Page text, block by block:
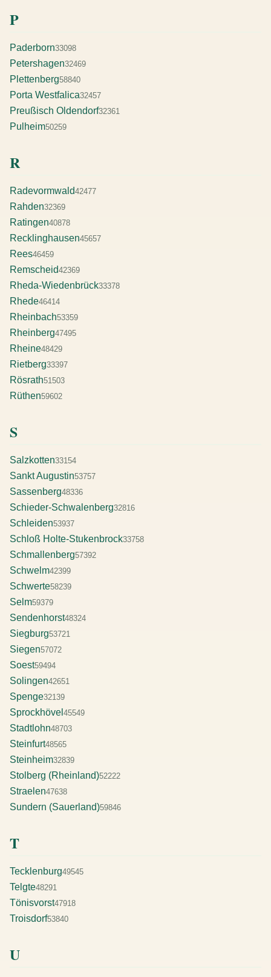
P
Paderborn33098
Petershagen32469
Plettenberg58840
Porta Westfalica32457
Preußisch Oldendorf32361
Pulheim50259
R
Radevormwald42477
Rahden32369
Ratingen40878
Recklinghausen45657
Rees46459
Remscheid42369
Rheda-Wiedenbrück33378
Rhede46414
Rheinbach53359
Rheinberg47495
Rheine48429
Rietberg33397
Rösrath51503
Rüthen59602
S
Salzkotten33154
Sankt Augustin53757
Sassenberg48336
Schieder-Schwalenberg32816
Schleiden53937
Schloß Holte-Stukenbrock33758
Schmallenberg57392
Schwelm42399
Schwerte58239
Selm59379
Sendenhorst48324
Siegburg53721
Siegen57072
Soest59494
Solingen42651
Spenge32139
Sprockhövel 45549
Stadtlohn48703
Steinfurt48565
Steinheim32839
Stolberg (Rheinland)52222
Straelen47638
Sundern (Sauerland)59846
T
Tecklenburg49545
Telgte48291
Tönisvorst47918
Troisdorf53840
U